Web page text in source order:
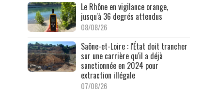
Le Rhône en vigilance orange,
jusqu'à 36 degrés attendus
08/08/26
Saône-et-Loire : l'État doit trancher
sur une carrière qu'il a déjà
sanctionnée en 2024 pour
extraction illégale
07/08/26